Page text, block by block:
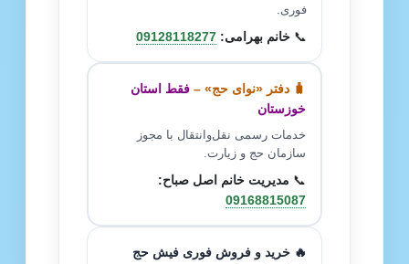
فوری.
📞 خانم بهرامی: 09128118277
🧳 دفتر «نوای حج» – فقط استان
خوزستان
خدمات رسمی نقل‌وانتقال با مجوز
سازمان حج و زیارت.
📞 مدیریت خانم اصل صباح:
09168815087
🔥 خرید و فروش فوری فیش حج